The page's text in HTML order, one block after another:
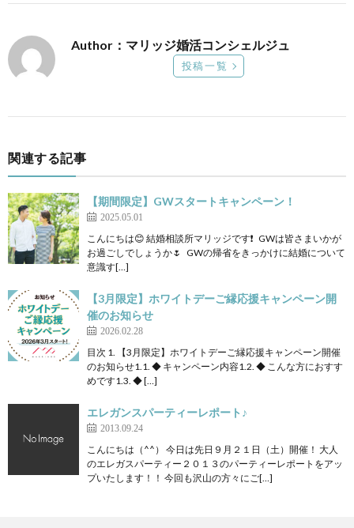
Author：マリッジ婚活コンシェルジュ
投稿一覧
関連する記事
【期間限定】GWスタートキャンペーン！
2025.05.01
こんにちは😊 結婚相談所マリッジです❗ GWは皆さまいかが
お過ごしでしょうか🌷 GWの帰省をきっかけに結婚について
意識す[…]
【3月限定】ホワイトデーご縁応援キャンペーン開
催のお知らせ
2026.02.28
目次 1. 【3月限定】ホワイトデーご縁応援キャンペーン開催
のお知らせ1.1. ◆ キャンペーン内容1.2. ◆ こんな方におすす
めです1.3. ◆ […]
エレガンスパーティーレポート♪
2013.09.24
こんにちは（^^） 今日は先日９月２１日（土）開催！ 大人
のエレガスパーティー２０１３のパーティーレポートをアッ
プいたします！！ 今回も沢山の方々にご[…]